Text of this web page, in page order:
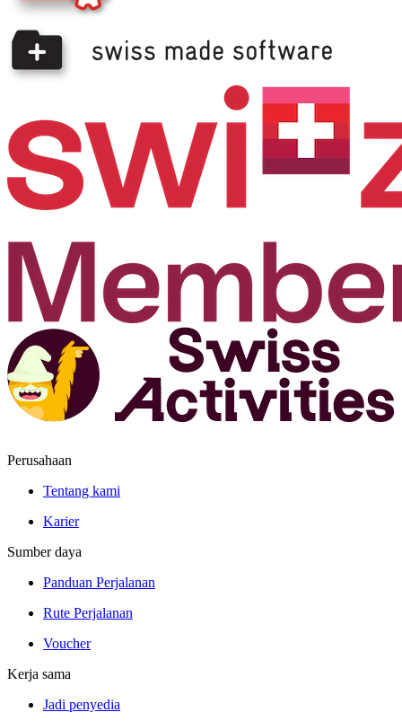
Perusahaan
Tentang kami
Karier
Sumber daya
Panduan Perjalanan
Rute Perjalanan
Voucher
Kerja sama
Jadi penyedia